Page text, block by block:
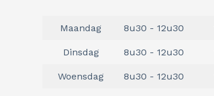
Maandag 8u30 - 12u30
Dinsdag 8u30 - 12u30
Woensdag 8u30 - 12u30